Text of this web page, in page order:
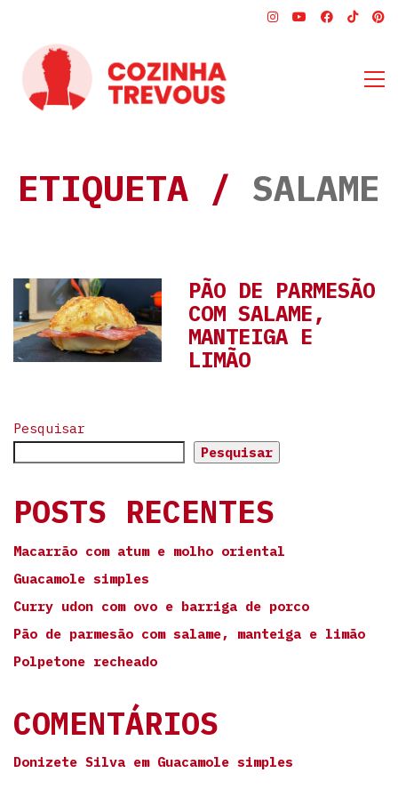
ETIQUETA / SALAME
PÃO DE PARMESÃO
COM SALAME,
MANTEIGA E
LIMÃO
Pesquisar
Pesquisar
POSTS RECENTES
Macarrão com atum e molho oriental
Guacamole simples
Curry udon com ovo e barriga de porco
Pão de parmesão com salame, manteiga e limão
Polpetone recheado
COMENTÁRIOS
Donizete Silva em Guacamole simples